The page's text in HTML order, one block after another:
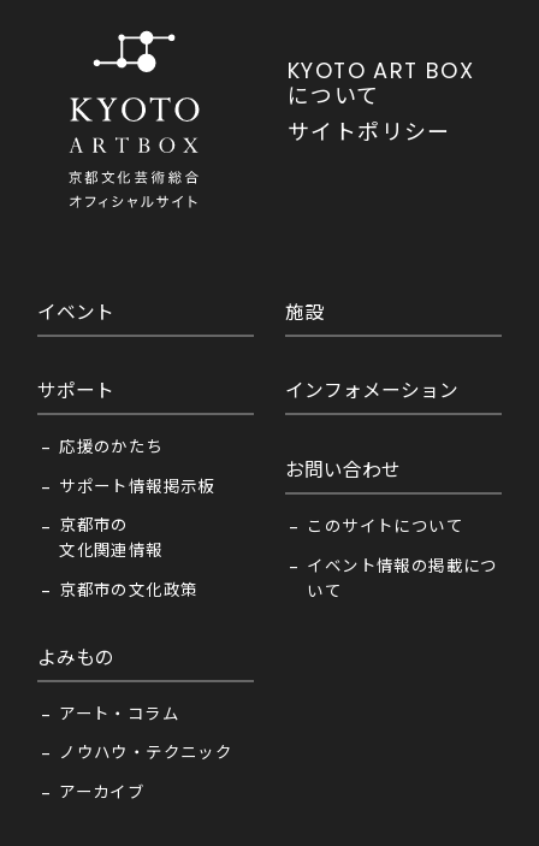
KYOTO ART BOX
について
サイトポリシー
イベント
サポート
応援のかたち
サポート情報掲示板
京都市の
文化関連情報
京都市の文化政策
よみもの
アート・コラム
ノウハウ・テクニック
アーカイブ
施設
インフォメーション
お問い合わせ
このサイトについて
イベント情報の掲載につ
いて